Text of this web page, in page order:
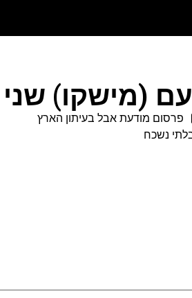
(מישקו) שני
פרסום מודעת אבל בעיתון הארץ
נשכח